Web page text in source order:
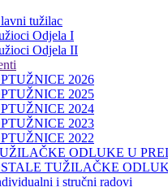
tužilac
Odjela I
Odjela II
2026
2025
2024
2023
2022
ODLUKE U
TUŽILAČKE
i stručni radovi